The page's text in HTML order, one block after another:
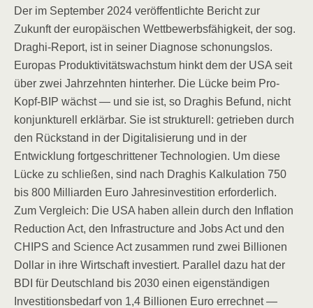
Der im September 2024 veröffentlichte Bericht zur
Zukunft der europäischen Wettbewerbsfähigkeit, der sog.
Draghi-Report, ist in seiner Diagnose schonungslos.
Europas Produktivitätswachstum hinkt dem der USA seit
über zwei Jahrzehnten hinterher. Die Lücke beim Pro-
Kopf-BIP wächst — und sie ist, so Draghis Befund, nicht
konjunkturell erklärbar. Sie ist strukturell: getrieben durch
den Rückstand in der Digitalisierung und in der
Entwicklung fortgeschrittener Technologien. Um diese
Lücke zu schließen, sind nach Draghis Kalkulation 750
bis 800 Milliarden Euro Jahresinvestition erforderlich.
Zum Vergleich: Die USA haben allein durch den Inflation
Reduction Act, den Infrastructure and Jobs Act und den
CHIPS and Science Act zusammen rund zwei Billionen
Dollar in ihre Wirtschaft investiert. Parallel dazu hat der
BDI für Deutschland bis 2030 einen eigenständigen
Investitionsbedarf von 1,4 Billionen Euro errechnet —